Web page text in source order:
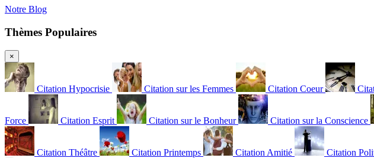
Notre Blog
Thèmes Populaires
×
Citation Hypocrisie Citation sur les Femmes Citation Coeur
Force Citation Esprit Citation sur le Bonheur Citation sur la Conscience
Citation Théâtre Citation Printemps Citation Amitié Citation